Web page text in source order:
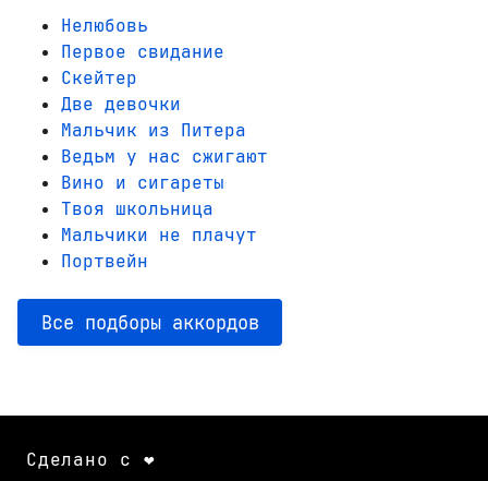
Нелюбовь
Первое свидание
Скейтер
Две девочки
Мальчик из Питера
Ведьм у нас сжигают
Вино и сигареты
Твоя школьница
Мальчики не плачут
Портвейн
Все подборы аккордов
Сделано с ❤️